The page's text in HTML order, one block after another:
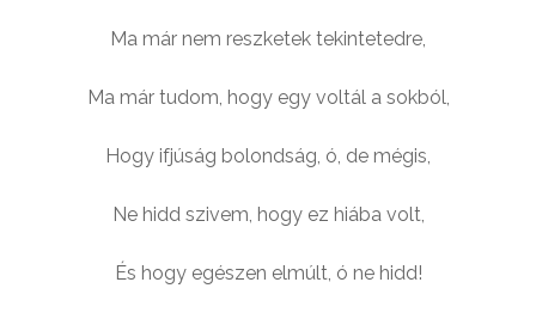
Ma már nem reszketek tekintetedre,
Ma már tudom, hogy egy voltál a sokból,
Hogy ifjúság bolondság, ó, de mégis,
Ne hidd szivem, hogy ez hiába volt,
És hogy egészen elmúlt, ó ne hidd!